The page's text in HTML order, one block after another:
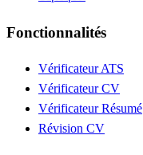
Fonctionnalités
Vérificateur ATS
Vérificateur CV
Vérificateur Résumé
Révision CV